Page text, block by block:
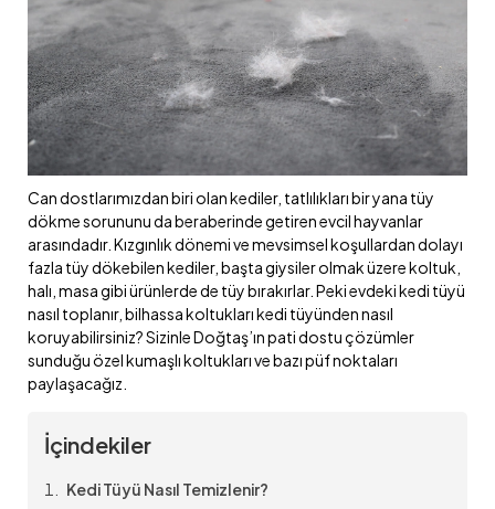
Can dostlarımızdan biri olan kediler, tatlılıkları bir yana tüy
dökme sorununu da beraberinde getiren evcil hayvanlar
arasındadır. Kızgınlık dönemi ve mevsimsel koşullardan dolayı
fazla tüy dökebilen kediler, başta giysiler olmak üzere koltuk,
halı, masa gibi ürünlerde de tüy bırakırlar. Peki evdeki kedi tüyü
nasıl toplanır, bilhassa koltukları kedi tüyünden nasıl
koruyabilirsiniz? Sizinle Doğtaş’ın pati dostu çözümler
sunduğu özel kumaşlı koltukları ve bazı püf noktaları
paylaşacağız.
İçindekiler
Kedi Tüyü Nasıl Temizlenir?